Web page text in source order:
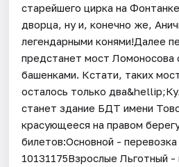
старейшего цирка на
дворца, ну и, конечно же,
легендарными конями!Далее
предстанет мост Ломоносова
башенками. Кстати, таких
осталось только
станет здание БДТ имени
красующееся на правом
билетов:Основной -
10131175Взрослые Льготный -